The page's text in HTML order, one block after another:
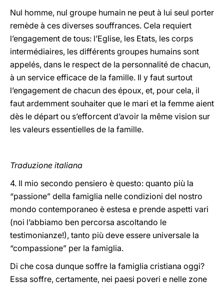
Nul homme, nul groupe humain ne peut à lui seul porter
remède à ces diverses souffrances. Cela requiert
l’engagement de tous: l’Eglise, les Etats, les corps
intermédiaires, les différents groupes humains sont
appelés, dans le respect de la personnalité de chacun,
à un service efficace de la famille. Il y faut surtout
l’engagement de chacun des époux, et, pour cela, il
faut ardemment souhaiter que le mari et la femme aient
dès le départ ou s’efforcent d’avoir la même vision sur
les valeurs essentielles de la famille.
Traduzione italiana
4. Il mio secondo pensiero è questo: quanto più la
“passione” della famiglia nelle condizioni del nostro
mondo contemporaneo è estesa e prende aspetti vari
(noi l’abbiamo ben percorsa ascoltando le
testimonianze!), tanto più deve essere universale la
“compassione” per la famiglia.
Di che cosa dunque soffre la famiglia cristiana oggi?
Essa soffre, certamente, nei paesi poveri e nelle zone